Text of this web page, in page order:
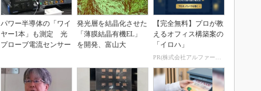
パワー半導体の「ワイ
ヤー1本」も測定 光
プローブ電流センサー
発光層を結晶化させた
「薄膜結晶有機EL」
を開発、富山大
【完全無料】プロが教
えるオフィス構築案の
「イロハ」
PR(株式会社アルファーテクノ)